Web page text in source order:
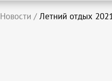
Новости / Летний отдых